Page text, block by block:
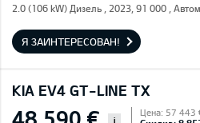
2.0 (106 kW) Дизель , 2023, 91 000 ,
Я ЗАИНТЕРЕСОВАН!
KIA EV4 GT-LINE TX
48 590 € i
Цена: 57 443